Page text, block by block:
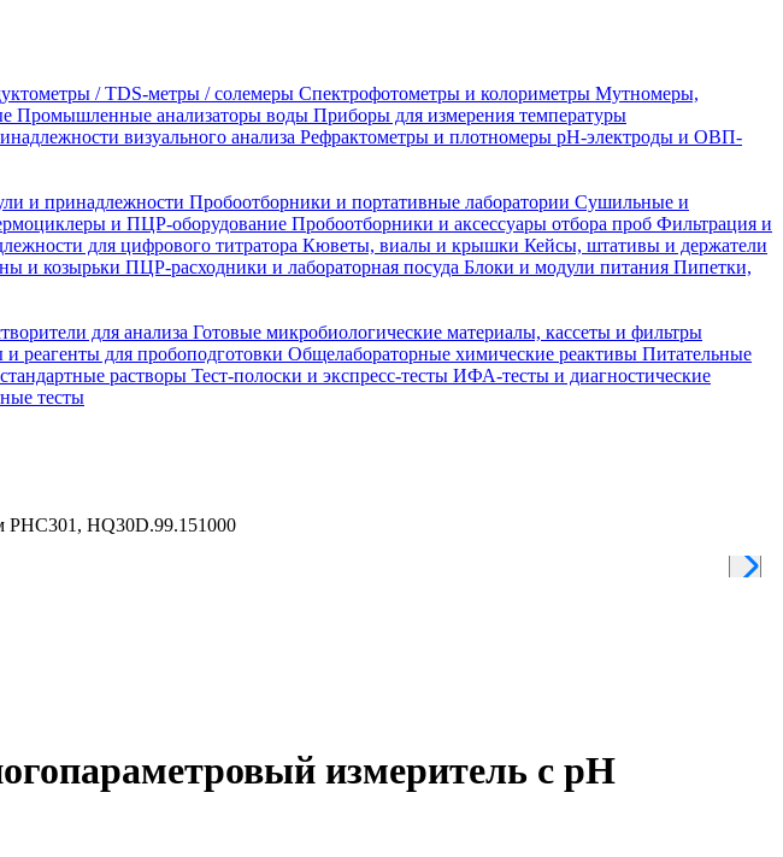
/ TDS-метры / солемеры Спектрофотометры и колориметры Мутномеры,
Промышленные анализаторы воды Приборы для измерения температуры
визуального анализа Рефрактометры и плотномеры pH-электроды и ОВП-
и принадлежности Пробоотборники и портативные лаборатории Сушильные и
и ПЦР-оборудование Пробоотборники и аксессуары отбора проб Фильтрация и
для цифрового титратора Кюветы, виалы и крышки Кейсы, штативы и держатели
и козырьки ПЦР-расходники и лабораторная посуда Блоки и модули питания Пипетки,
для анализа Готовые микробиологические материалы, кассеты и фильтры
реагенты для пробоподготовки Общелабораторные химические реактивы Питательные
растворы Тест-полоски и экспресс-тесты ИФА-тесты и диагностические
тесты
PHC301, HQ30D.99.151000
измеритель с pH